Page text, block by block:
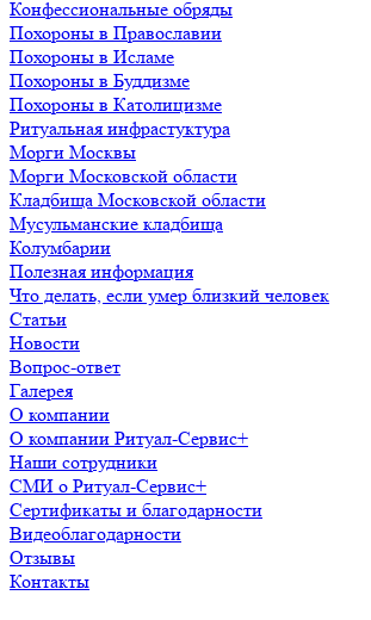
Конфессиональные обряды
Похороны в Православии
Похороны в Исламе
Похороны в Буддизме
Похороны в Католицизме
Ритуальная инфрастуктура
Морги Москвы
Морги Московской области
Кладбища Московской области
Мусульманские кладбища
Колумбарии
Полезная информация
Что делать, если умер близкий человек
Статьи
Новости
Вопрос-ответ
Галерея
О компании
О компании Ритуал-Сервис+
Наши сотрудники
СМИ о Ритуал-Сервис+
Сертификаты и благодарности
Видеоблагодарности
Отзывы
Контакты